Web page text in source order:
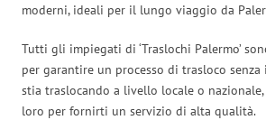
moderni, ideali per il lungo viaggio da
Tutti gli impiegati di ‘Traslochi Palermo’
per garantire un processo di trasloco senza
stia traslocando a livello locale o
loro per fornirti un servizio di alta qualità.